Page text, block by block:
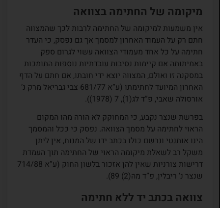
מיקומה של החתימה בצוואה
אין משמעות למיקומה של החתימה לרבות לכך שהמצווה
חתם רק על העמוד האחרון למסמך אך גם נפסק, כי העדר
חתימה על כל אחד מעמודי הצוואה עשוי לגרום ספק
באמיתותה אם קיימות נסיבות עובדתיות נוספות התומכות
במסקנה זו ואולם, המצווה יוצא ידי חובתו, אם חתם על הדף
האחרון המיועד לחתימתו (ע”א 681/77 צבי גבריאל מרק נ’
אורסולה שאבי, פ”ד לג(1), 7 (1978)).
בפרשת שנצר נקבע, כי המחוקק לא הורה מהו המקום
הראוי לחתימה על מסמך הצוואה. נפסק כי ככל והמסמך
הינו אותנטי ונרשם כולו בכתב ידו של המנוח, אין ליתן
משקל רב לשאלת מיקומה הראוי של החתימה תוך העמדת
דרישות צורניות שאין להן אזכור בלשון החוק (ע”א 714/88
שנצר נ’ ריבלין, פ”ד מה(2) 89).
צוואה בכתב יד ללא חתימה